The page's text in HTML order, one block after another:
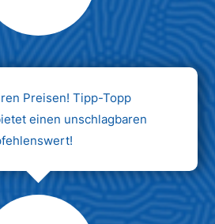
Max Mustermann
Unternehmen AG
Preisen! Tipp-Topp
einen unschlagbaren